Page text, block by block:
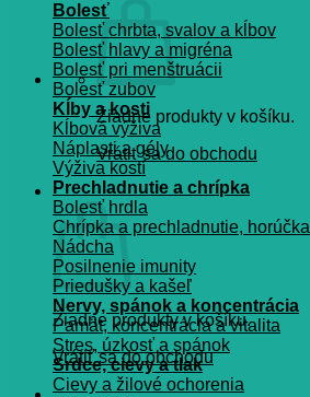
Žiadne produkty v košíku.
Vrátiť sa do obchodu
Košík
Žiadne produkty v košíku.
Vrátiť sa do obchodu
Bolesť
Bolesť chrbta, svalov a kĺbov
Bolesť hlavy a migréna
Bolesť pri menštruácii
Bolesť zubov
Kĺby a kosti
Kĺbová výživa
Náplasti a gély
Výživa kostí
Prechladnutie a chrípka
Bolesť hrdla
Chrípka a prechladnutie, horúčka
Nádcha
Posilnenie imunity
Priedušky a kašeľ
Nervy, spánok a koncentrácia
Pamät, koncentrácia a vitalita
Stres, úzkosť a spánok
Srdce, cievy a tlak
Cievy a žilové ochorenia